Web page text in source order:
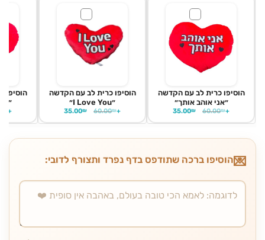
הוסיפו כרית לב עם הקדשה
״אני אוהב אותך״
+
₪
60.00
₪
35.00
הוסיפו כרית לב עם הקדשה
״I Love You״
+
₪
60.00
₪
35.00
הוסיפו
+
הוסיפו ברכה שתודפס בדף נפרד ותצורף לדובי: